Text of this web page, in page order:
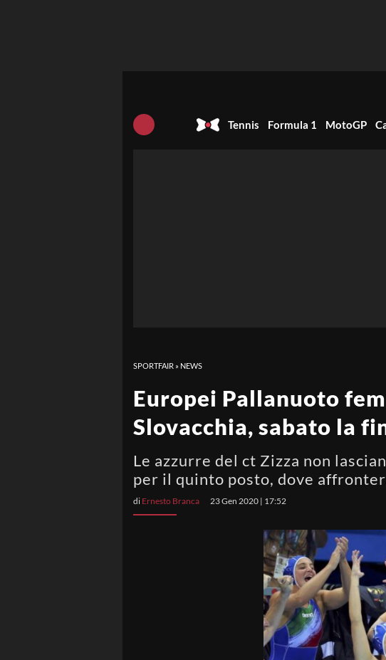
Tennis Formula 1 MotoGP
SPORTFAIR » NEWS
Europei Pallanuoto
Slovacchia, sabato la
Le azzurre del ct Zizza non
per il quinto posto, dove
di Ernesto Branca 23 Gen 2020 | 17:52